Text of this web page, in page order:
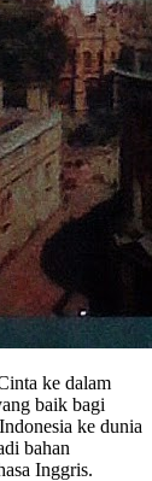
ke dalam
baik bagi
ke dunia
bahan
Inggris.